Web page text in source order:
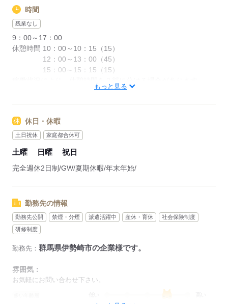
時間
残業なし
9：00～17：00
休憩時間 10：00～10：15（15）
12：00～13：00（45）
15：00～15：15（15）
もっと見る
休日・休暇
土日祝休 家庭都合休可
土曜 日曜 祝日
完全週休2日制/GW/夏期休暇/年末年始/
勤務先の情報
勤務先公開 禁煙・分煙 派遣活躍中 産休・育休
社会保険制度
研修制度
勤務先： 群馬県伊勢崎市の企業様です。
雰囲気：
お気軽にお問い合わせ下さい。